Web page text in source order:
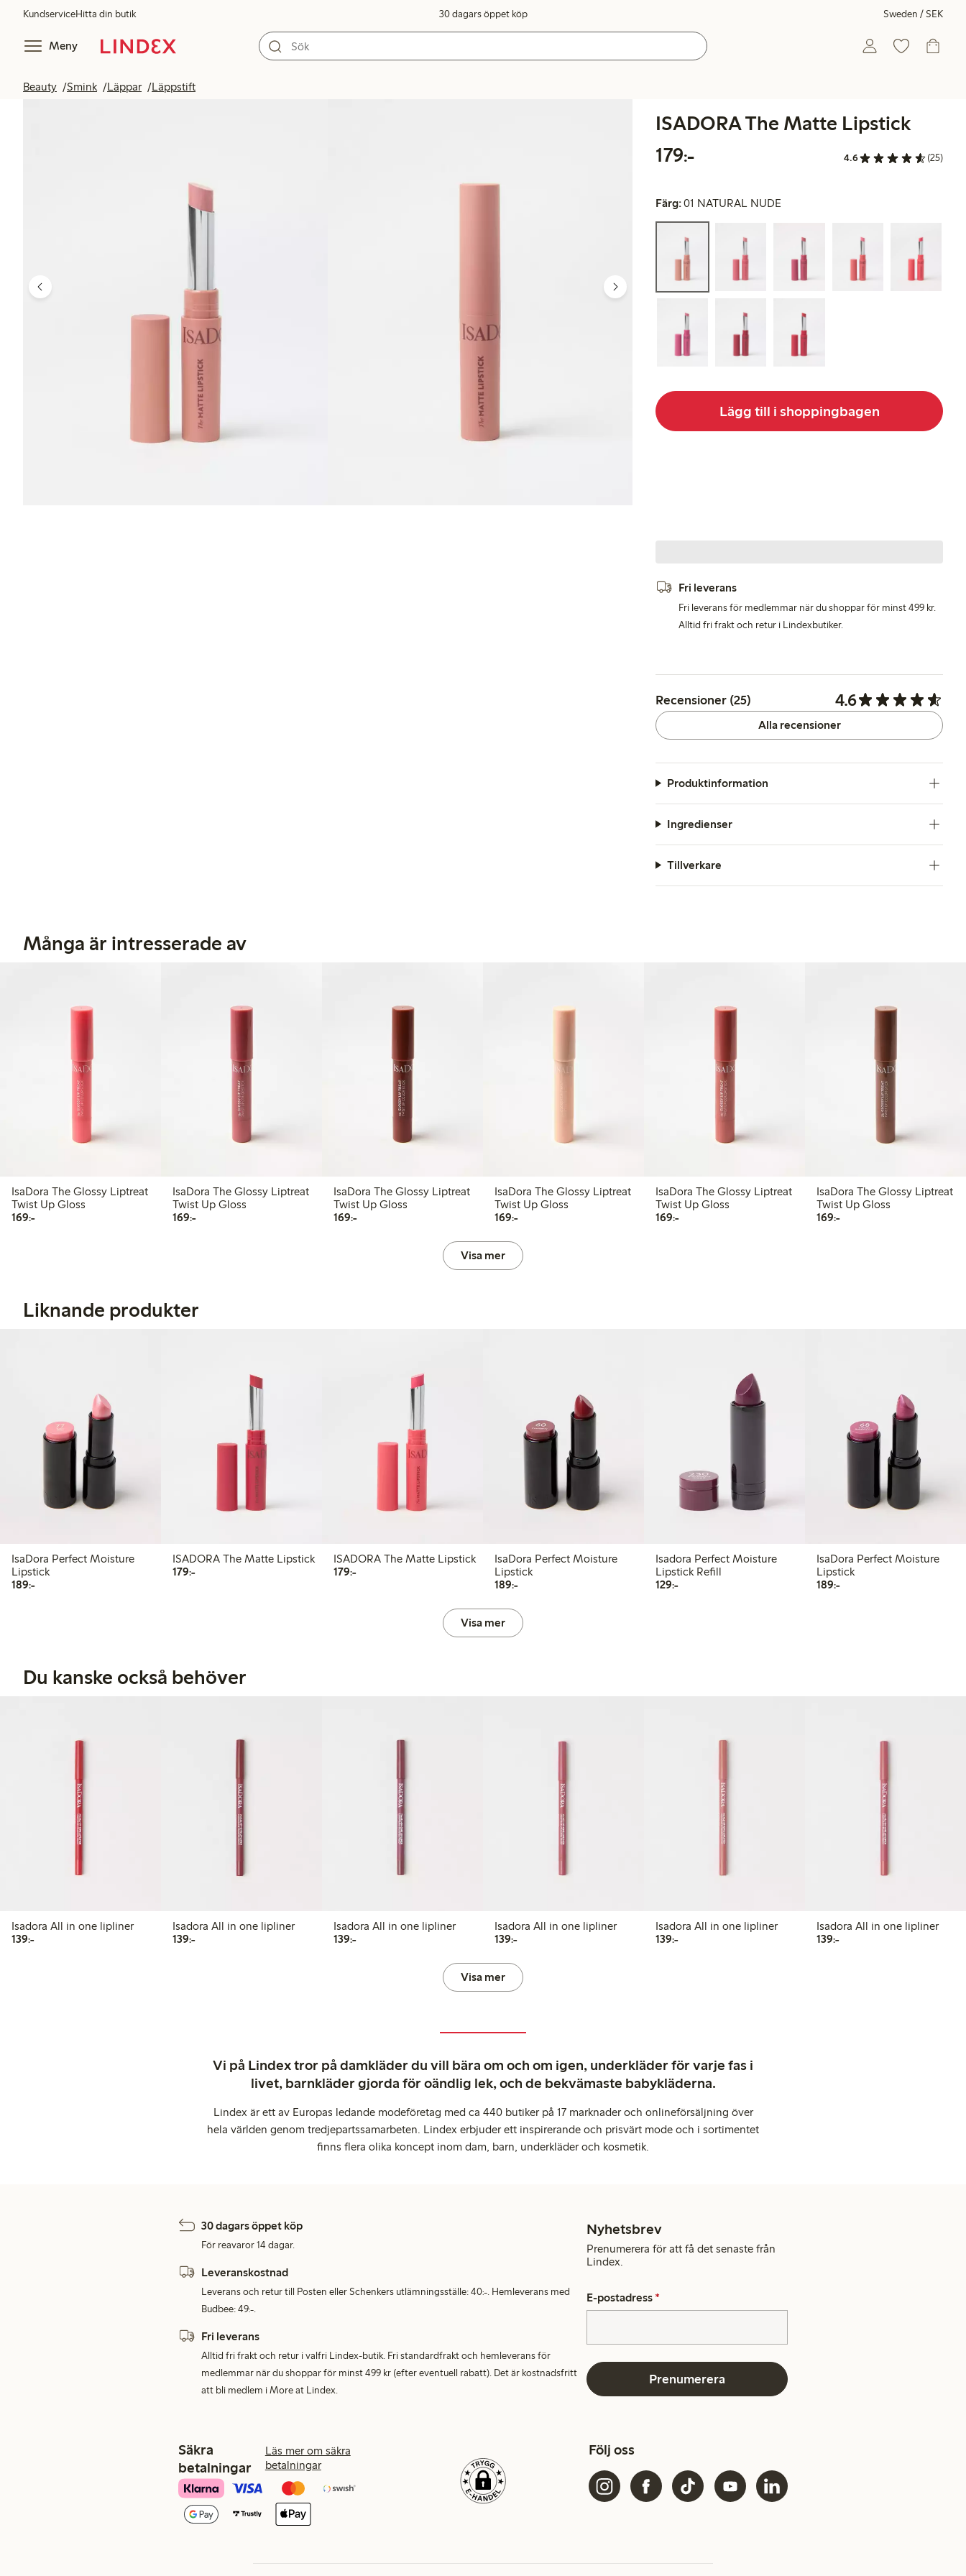
KundserviceHitta din butik 30 dagars öppet köp Sweden / SEK
Meny
Beauty Smink Läppar Läppstift
ISADORA The Matte Lipstick
179:-
4.6 (25)
Färg:01 NATURAL NUDE
Lägg till i shoppingbagen
Fri leverans
Fri leverans för medlemmar när du shoppar för minst 499 kr.
Alltid fri frakt och retur i Lindexbutiker.
Recensioner (25) 4.6
Alla recensioner
Produktinformation
Ingredienser
Tillverkare
Många är intresserade av
IsaDora The Glossy Liptreat
Twist Up Gloss
169:-169,00 kr
IsaDora The Glossy Liptreat
Twist Up Gloss
169:-169,00 kr
IsaDora The Glossy Liptreat
Twist Up Gloss
169:-169,00 kr
IsaDora The Glossy Liptreat
Twist Up Gloss
169:-169,00 kr
IsaDora The Glossy Liptreat
Twist Up Gloss
169:-169,00 kr
IsaDora The Glossy Liptreat
Twist Up Gloss
169:-169,00 kr
Visa mer
Liknande produkter
IsaDora Perfect Moisture
Lipstick
189:-189,00 kr
ISADORA The Matte Lipstick
179:-179,00 kr
ISADORA The Matte Lipstick
179:-179,00 kr
IsaDora Perfect Moisture
Lipstick
189:-189,00 kr
Isadora Perfect Moisture
Lipstick Refill
129:-129,00 kr
IsaDora Perfect Moisture
Lipstick
189:-189,00 kr
Visa mer
Du kanske också behöver
Isadora All in one lipliner
139:-139,00 kr
Isadora All in one lipliner
139:-139,00 kr
Isadora All in one lipliner
139:-139,00 kr
Isadora All in one lipliner
139:-139,00 kr
Isadora All in one lipliner
139:-139,00 kr
Isadora All in one lipliner
139:-139,00 kr
Visa mer
Vi på Lindex tror på damkläder du vill bära om och om igen, underkläder för varje fas i
livet, barnkläder gjorda för oändlig lek, och de bekvämaste babykläderna.
Lindex är ett av Europas ledande modeföretag med ca 440 butiker på 17 marknader och onlineförsäljning över
hela världen genom tredjepartssamarbeten. Lindex erbjuder ett inspirerande och prisvärt mode och i sortimentet
finns flera olika koncept inom dam, barn, underkläder och kosmetik.
30 dagars öppet köp
För reavaror 14 dagar.
Leveranskostnad
Leverans och retur till Posten eller Schenkers utlämningsställe: 40:-. Hemleverans med
Budbee: 49:-.
Fri leverans
Alltid fri frakt och retur i valfri Lindex-butik. Fri standardfrakt och hemleverans för
medlemmar när du shoppar för minst 499 kr (efter eventuell rabatt). Det är kostnadsfritt
att bli medlem i More at Lindex.
Nyhetsbrev
Prenumerera för att få det senaste från
Lindex.
E-postadress *
Prenumerera
Säkra
betalningar
Läs mer om säkra
betalningar
Följ oss